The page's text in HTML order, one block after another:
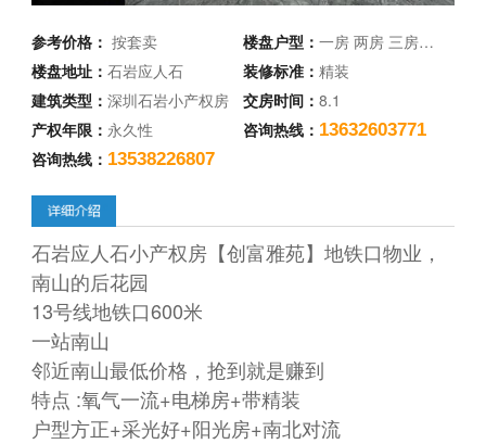
参考价格：按套卖 楼盘户型： 一房 两房 三房…
楼盘地址：石岩应人石 装修标准： 精装
建筑类型：深圳石岩小产权房 交房时间： 8.1
产权年限： 永久性 咨询热线： 13632603771
咨询热线： 13538226807
石岩应人石小产权房【创富雅苑】地铁口物业，
南山的后花园
13号线地铁口600米
一站南山
邻近南山最低价格，抢到就是赚到
特点 :氧气一流+电梯房+带精装
户型方正+采光好+阳光房+南北对流